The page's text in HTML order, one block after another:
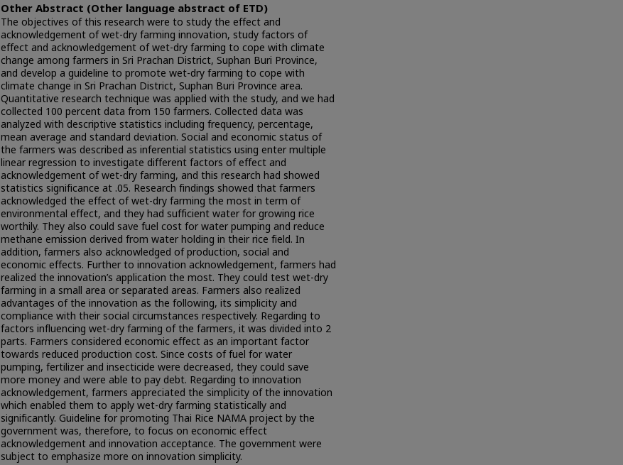
Other Abstract (Other language abstract of ETD)
The objectives of this research were to study the effect and
acknowledgement of wet-dry farming innovation, study factors of
effect and acknowledgement of wet-dry farming to cope with climate
change among farmers in Sri Prachan District, Suphan Buri Province,
and develop a guideline to promote wet-dry farming to cope with
climate change in Sri Prachan District, Suphan Buri Province area.
Quantitative research technique was applied with the study, and we had
collected 100 percent data from 150 farmers. Collected data was
analyzed with descriptive statistics including frequency, percentage,
mean average and standard deviation. Social and economic status of
the farmers was described as inferential statistics using enter multiple
linear regression to investigate different factors of effect and
acknowledgement of wet-dry farming, and this research had showed
statistics significance at .05. Research findings showed that farmers
acknowledged the effect of wet-dry farming the most in term of
environmental effect, and they had sufficient water for growing rice
worthily. They also could save fuel cost for water pumping and reduce
methane emission derived from water holding in their rice field. In
addition, farmers also acknowledged of production, social and
economic effects. Further to innovation acknowledgement, farmers had
realized the innovation’s application the most. They could test wet-dry
farming in a small area or separated areas. Farmers also realized
advantages of the innovation as the following, its simplicity and
compliance with their social circumstances respectively. Regarding to
factors influencing wet-dry farming of the farmers, it was divided into 2
parts. Farmers considered economic effect as an important factor
towards reduced production cost. Since costs of fuel for water
pumping, fertilizer and insecticide were decreased, they could save
more money and were able to pay debt. Regarding to innovation
acknowledgement, farmers appreciated the simplicity of the innovation
which enabled them to apply wet-dry farming statistically and
significantly. Guideline for promoting Thai Rice NAMA project by the
government was, therefore, to focus on economic effect
acknowledgement and innovation acceptance. The government were
subject to emphasize more on innovation simplicity.